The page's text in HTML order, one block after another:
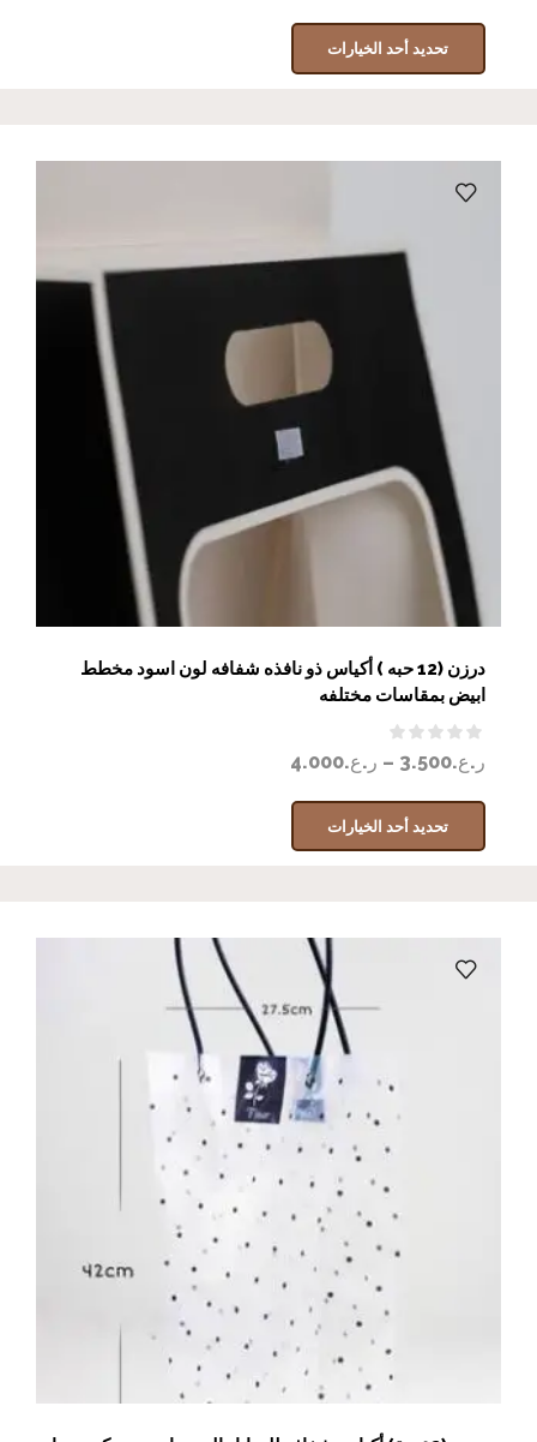
تحديد أحد الخيارات
درزن (12 حبه ) أكياس ذو نافذه شفافه لون اسود مخطط
ابيض بمقاسات مختلفه
ر.ع.3.500
– ر.ع.4.000
تحديد أحد الخيارات